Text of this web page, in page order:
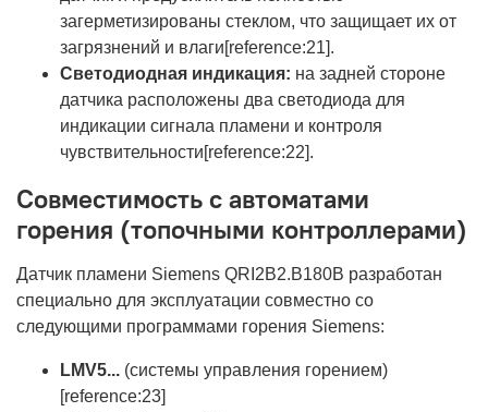
загерметизированы стеклом, что защищает их от
загрязнений и влаги[reference:21].
Светодиодная индикация: на задней стороне
датчика расположены два светодиода для
индикации сигнала пламени и контроля
чувствительности[reference:22].
Совместимость с автоматами
горения (топочными контроллерами)
Датчик пламени Siemens QRI2B2.B180B разработан
специально для эксплуатации совместно со
следующими программами горения Siemens:
LMV5... (системы управления горением)
[reference:23]